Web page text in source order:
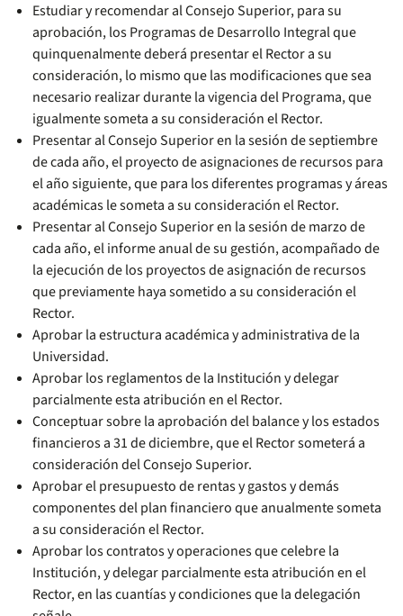
Estudiar y recomendar al Consejo Superior, para su
aprobación, los Programas de Desarrollo Integral que
quinquenalmente deberá presentar el Rector a su
consideración, lo mismo que las modificaciones que sea
necesario realizar durante la vigencia del Programa, que
igualmente someta a su consideración el Rector.
Presentar al Consejo Superior en la sesión de septiembre
de cada año, el proyecto de asignaciones de recursos para
el año siguiente, que para los diferentes programas y áreas
académicas le someta a su consideración el Rector.
Presentar al Consejo Superior en la sesión de marzo de
cada año, el informe anual de su gestión, acompañado de
la ejecución de los proyectos de asignación de recursos
que previamente haya sometido a su consideración el
Rector.
Aprobar la estructura académica y administrativa de la
Universidad.
Aprobar los reglamentos de la Institución y delegar
parcialmente esta atribución en el Rector.
Conceptuar sobre la aprobación del balance y los estados
financieros a 31 de diciembre, que el Rector someterá a
consideración del Consejo Superior.
Aprobar el presupuesto de rentas y gastos y demás
componentes del plan financiero que anualmente someta
a su consideración el Rector.
Aprobar los contratos y operaciones que celebre la
Institución, y delegar parcialmente esta atribución en el
Rector, en las cuantías y condiciones que la delegación